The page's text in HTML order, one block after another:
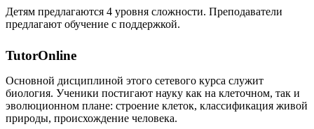
Детям предлагаются 4 уровня сложности. Преподаватели
предлагают обучение с поддержкой.
TutorOnline
Основной дисциплиной этого сетевого курса служит
биология. Ученики постигают науку как на клеточном, так и
эволюционном плане: строение клеток, классификация живой
природы, происхождение человека.